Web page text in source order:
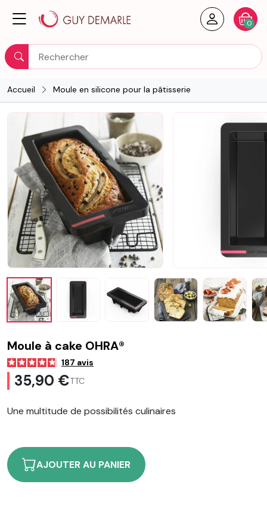
Rechercher
Créer
0
Accueil Moule en silicone pour la pâtisserie
Moule à cake OHRA®
187 avis
35,90 €TTC
Une multitude de possibilités culinaires
AJOUTER AU PANIER